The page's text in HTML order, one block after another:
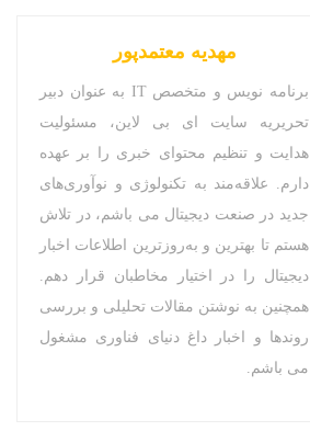
مهدیه معتمدپور
برنامه نویس و متخصص IT به عنوان دبیر
تحریریه سایت ای بی لاین، مسئولیت
هدایت و تنظیم محتوای خبری را بر عهده
دارم. علاقه‌مند به تکنولوژی و نوآوری‌های
جدید در صنعت دیجیتال می باشم، در تلاش
هستم تا بهترین و به‌روزترین اطلاعات اخبار
دیجیتال را در اختیار مخاطبان قرار دهم.
همچنین به نوشتن مقالات تحلیلی و بررسی
روندها و اخبار داغ دنیای فناوری مشغول
می باشم.